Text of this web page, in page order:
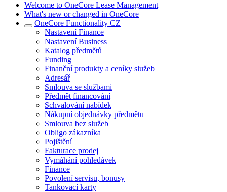
Welcome to OneCore Lease Management
What's new or changed in OneCore
OneCore Functionality CZ
Nastavení Finance
Nastavení Business
Katalog předmětů
Funding
Finanční produkty a ceníky služeb
Adresář
Smlouva se službami
Předmět financování
Schvalování nabídek
Nákupní objednávky předmětu
Smlouva bez služeb
Obligo zákazníka
Pojištění
Fakturace prodej
Vymáhání pohledávek
Finance
Povolení servisu, bonusy
Tankovací karty